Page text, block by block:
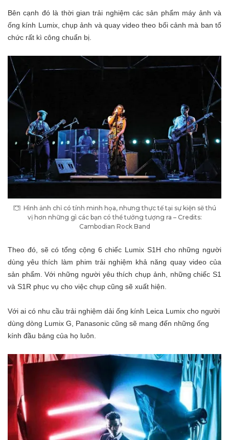
Bên cạnh đó là thời gian trải nghiệm các sản phẩm máy ảnh và
ống kính Lumix, chụp ảnh và quay video theo bối cảnh mà ban tổ
chức rất kì công chuẩn bị.
Hình ảnh chỉ có tính minh họa, nhưng thực tế tại sự kiện sẽ thú
vị hơn những gì các bạn có thể tưởng tượng ra – Credits:
Cambodian Rock Band
Theo đó, sẽ có tổng cộng 6 chiếc Lumix S1H cho những người
dùng yêu thích làm phim trải nghiệm khả năng quay video của
sản phẩm. Với những người yêu thích chụp ảnh, những chiếc S1
và S1R phục vụ cho việc chụp cũng sẽ xuất hiện.
Với ai có nhu cầu trải nghiệm dải ống kính Leica Lumix cho người
dùng dòng Lumix G, Panasonic cũng sẽ mang đến những ống
kính đầu bảng của họ luôn.